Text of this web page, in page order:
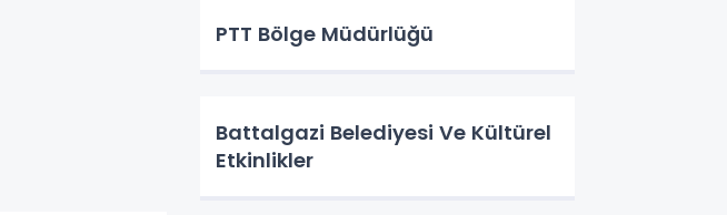
PTT Bölge Müdürlüğü
Battalgazi Belediyesi Ve Kültürel
Etkinlikler